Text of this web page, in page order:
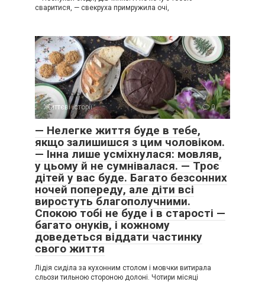
сваритися, — свекруха примружила очі,
Життєві історії 0
— Нелегке життя буде в тебе,
якщо залишишся з цим чоловіком.
— Інна лише усміхнулася: мовляв,
у цьому й не сумнівалася. — Троє
дітей у вас буде. Багато безсонних
ночей попереду, але діти всі
виростуть благополучними.
Спокою тобі не буде і в старості —
багато онуків, і кожному
доведеться віддати частинку
свого життя
Лідія сиділа за кухонним столом і мовчки витирала
сльози тильною стороною долоні. Чотири місяці